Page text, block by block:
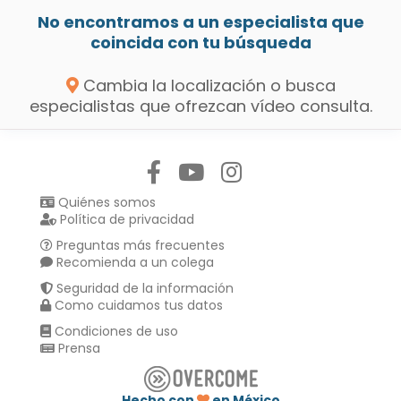
No encontramos a un especialista que
coincida con tu búsqueda
Cambia la localización o busca
especialistas que ofrezcan vídeo consulta.
Quiénes somos
Política de privacidad
Preguntas más frecuentes
Recomienda a un colega
Seguridad de la información
Como cuidamos tus datos
Condiciones de uso
Prensa